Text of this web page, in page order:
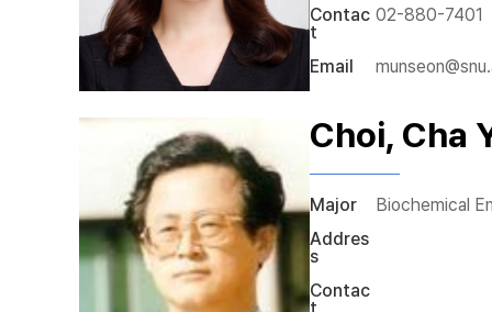
Contac
t
02-880-7401
Email
Choi, Cha
Major
Biochemical
Addres
s
Contac